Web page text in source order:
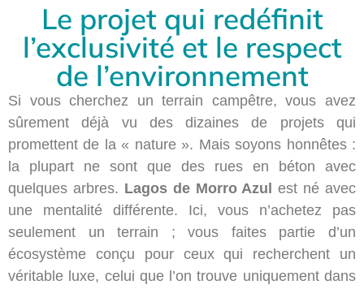
Le projet qui redéfinit
l’exclusivité et le respect
de l’environnement
Si vous cherchez un terrain campêtre, vous avez
sûrement déjà vu des dizaines de projets qui
promettent de la « nature ». Mais soyons honnêtes :
la plupart ne sont que des rues en béton avec
quelques arbres. Lagos de Morro Azul
est né avec
une mentalité différente. Ici, vous n’achetez pas
seulement un terrain ; vous faites partie d’un
écosystème conçu pour ceux qui recherchent un
véritable luxe, celui que l’on trouve uniquement dans